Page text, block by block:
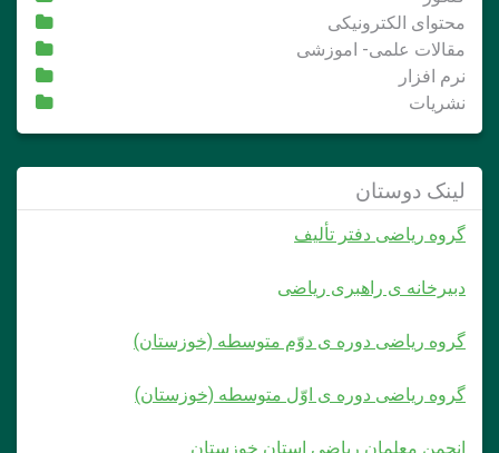
محتوای الکترونیکی
مقالات علمی- اموزشی
نرم افزار
نشریات
لینک دوستان
گروه ریاضی دفتر تألیف
دبیرخانه ی راهبری ریاضی
گروه ریاضی دوره ی دوّم متوسطه (خوزستان)
گروه ریاضی دوره ی اوّل متوسطه (خوزستان)
انجمن معلمان ریاضی استان خوزستان